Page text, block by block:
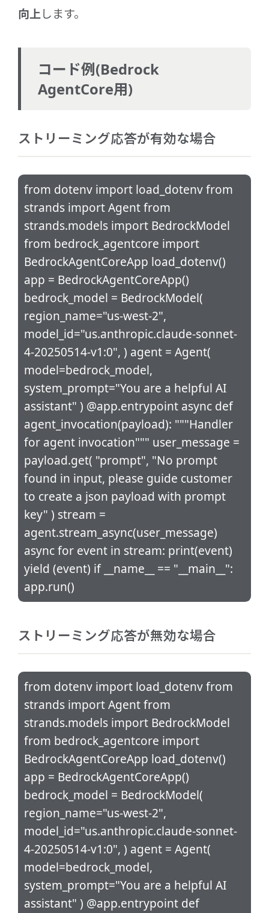
向上します。
コード例(Bedrock
AgentCore用)
ストリーミング応答が有効な場合
from dotenv import load_dotenv from
strands import Agent from
strands.models import BedrockModel
from bedrock_agentcore import
BedrockAgentCoreApp load_dotenv()
app = BedrockAgentCoreApp()
bedrock_model = BedrockModel(
region_name="us-west-2",
model_id="us.anthropic.claude-sonnet-
4-20250514-v1:0", ) agent = Agent(
model=bedrock_model,
system_prompt="You are a helpful AI
assistant" ) @app.entrypoint async def
agent_invocation(payload): """Handler
for agent invocation""" user_message =
payload.get( "prompt", "No prompt
found in input, please guide customer
to create a json payload with prompt
key" ) stream =
agent.stream_async(user_message)
async for event in stream: print(event)
yield (event) if __name__ == "__main__":
app.run()
ストリーミング応答が無効な場合
from dotenv import load_dotenv from
strands import Agent from
strands.models import BedrockModel
from bedrock_agentcore import
BedrockAgentCoreApp load_dotenv()
app = BedrockAgentCoreApp()
bedrock_model = BedrockModel(
region_name="us-west-2",
model_id="us.anthropic.claude-sonnet-
4-20250514-v1:0", ) agent = Agent(
model=bedrock_model,
system_prompt="You are a helpful AI
assistant" ) @app.entrypoint def